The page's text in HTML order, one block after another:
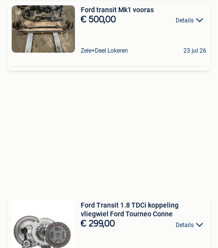
Ford transit Mk1 vooras
€ 500,00 Details
Zele+Deel Lokeren 23 jul 26
Ford Transit 1.8 TDCi koppeling
vliegwiel Ford Tourneo Conne
€ 299,00 Details